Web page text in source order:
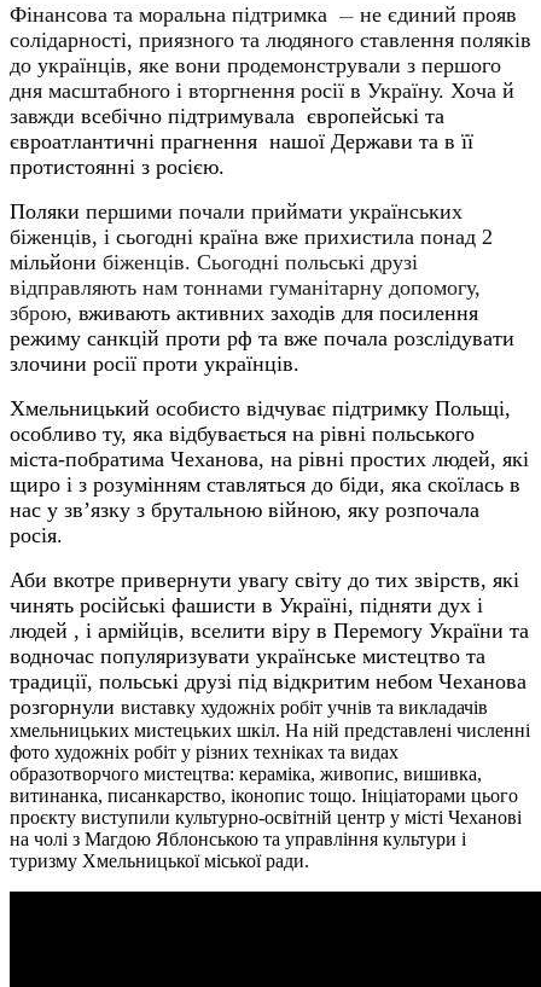
Фінансова та моральна підтримка — не єдиний прояв
солідарності, приязного та людяного ставлення поляків
до українців, яке вони продемонстрували з першого
дня масштабного і вторгнення росії в Україну. Хоча й
завжди всебічно підтримувала європейські та
євроатлантичні прагнення нашої Держави та в її
протистоянні з росією.
Поляки першими почали приймати українських
біженців, і сьогодні країна вже прихистила понад 2
мільйони біженців. Сьогодні польські друзі
відправляють нам тоннами гуманітарну допомогу,
зброю, вживають активних заходів для посилення
режиму санкцій проти рф та вже почала розслідувати
злочини росії проти українців.
Хмельницький особисто відчуває підтримку Польщі,
особливо ту, яка відбувається на рівні польського
міста-побратима Чеханова, на рівні простих людей, які
щиро і з розумінням ставляться до біди, яка скоїлась в
нас у зв’язку з брутальною війною, яку розпочала
росія.
Аби вкотре привернути увагу світу до тих звірств, які
чинять російські фашисти в Україні, підняти дух і
людей , і армійців, вселити віру в Перемогу України та
водночас популяризувати українське мистецтво та
традиції, польські друзі під відкритим небом Чеханова
розгорнули виставку художніх робіт учнів та викладачів
хмельницьких мистецьких шкіл. На ній представлені численні
фото художніх робіт у різних техніках та видах
образотворчого мистецтва: кераміка, живопис, вишивка,
витинанка, писанкарство, іконопис тощо. Ініціаторами цього
проєкту виступили культурно-освітній центр у місті Чеханові
на чолі з Магдою Яблонською та управління культури і
туризму Хмельницької міської ради.